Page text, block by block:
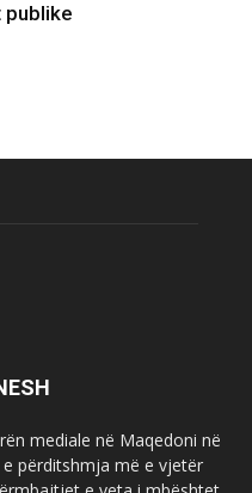
mediale në Maqedoni në
përditshmja më e vjetër